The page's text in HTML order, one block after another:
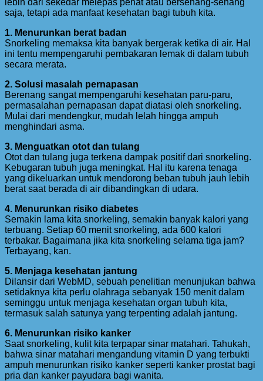
saja, tetapi ada manfaat kesehatan bagi tubuh kita.
1. Menurunkan berat badan
Snorkeling memaksa kita banyak bergerak ketika di air. Hal
ini tentu mempengaruhi pembakaran lemak di dalam tubuh
secara merata.
2. Solusi masalah pernapasan
Berenang sangat mempengaruhi kesehatan paru-paru,
permasalahan pernapasan dapat diatasi oleh snorkeling.
Mulai dari mendengkur, mudah lelah hingga ampuh
menghindari asma.
3. Menguatkan otot dan tulang
Otot dan tulang juga terkena dampak positif dari snorkeling.
Kebugaran tubuh juga meningkat. Hal itu karena tenaga
yang dikeluarkan untuk mendorong beban tubuh jauh lebih
berat saat berada di air dibandingkan di udara.
4. Menurunkan risiko diabetes
Semakin lama kita snorkeling, semakin banyak kalori yang
terbuang. Setiap 60 menit snorkeling, ada 600 kalori
terbakar. Bagaimana jika kita snorkeling selama tiga jam?
Terbayang, kan.
5. Menjaga kesehatan jantung
Dilansir dari WebMD, sebuah penelitian menunjukan bahwa
setidaknya kita perlu olahraga sebanyak 150 menit dalam
seminggu untuk menjaga kesehatan organ tubuh kita,
termasuk salah satunya yang terpenting adalah jantung.
6. Menurunkan risiko kanker
Saat snorkeling, kulit kita terpapar sinar matahari. Tahukah,
bahwa sinar matahari mengandung vitamin D yang terbukti
ampuh menurunkan risiko kanker seperti kanker prostat bagi
pria dan kanker payudara bagi wanita.